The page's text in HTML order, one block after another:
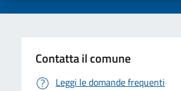
Contatta il comune
Leggi le domande frequenti